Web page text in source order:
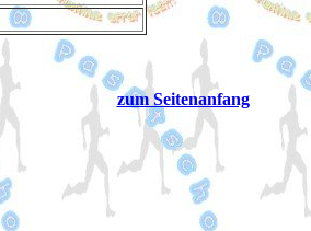
zum Seitenanfang